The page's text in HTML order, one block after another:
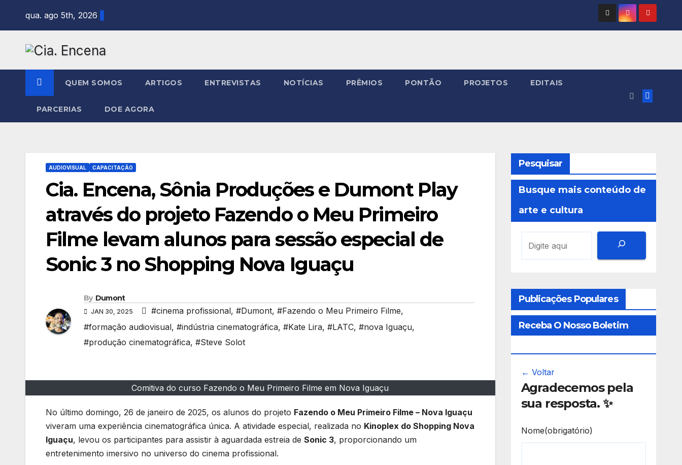
qua. ago 5th, 2026
QUEM SOMOS ARTIGOS ENTREVISTAS NOTÍCIAS PRÊMIOS PONTÃO PROJETOS EDITAIS
PARCERIAS DOE AGORA
AUDIOVISUAL CAPACITAÇÃO
Cia. Encena, Sônia Produções e Dumont Play
através do projeto Fazendo o Meu Primeiro
Filme levam alunos para sessão especial de
Sonic 3 no Shopping Nova Iguaçu
By Dumont
JAN 30, 2025 #cinema profissional, #Dumont, #Fazendo o Meu Primeiro Filme,
#formação audiovisual, #indústria cinematográfica, #Kate Lira, #LATC, #nova Iguaçu,
#produção cinematográfica, #Steve Solot
Comitiva do curso Fazendo o Meu Primeiro Filme em Nova Iguaçu
No último domingo, 26 de janeiro de 2025, os alunos do projeto Fazendo o Meu Primeiro Filme – Nova Iguaçu
viveram uma experiência cinematográfica única. A atividade especial, realizada no Kinoplex do Shopping Nova
Iguaçu, levou os participantes para assistir à aguardada estreia de Sonic 3, proporcionando um
entretenimento imersivo no universo do cinema profissional.
Pesquisar
Busque mais conteúdo de
arte e cultura
Publicações Populares
Receba O Nosso Boletim
← Voltar
Agradecemos pela
sua resposta. ✨
Nome(obrigatório)